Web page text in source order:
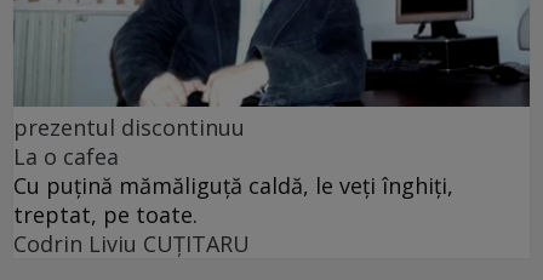
prezentul discontinuu
La o cafea
Cu puţină mămăliguţă caldă, le veţi înghiţi,
treptat, pe toate.
Codrin Liviu CUŢITARU